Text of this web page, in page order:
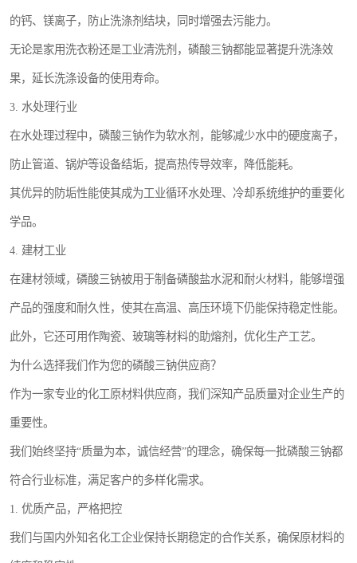
的钙、镁离子，防止洗涤剂结块，同时增强去污能力。
无论是家用洗衣粉还是工业清洗剂，磷酸三钠都能显著提升洗涤效
果，延长洗涤设备的使用寿命。
3. 水处理行业
在水处理过程中，磷酸三钠作为软水剂，能够减少水中的硬度离子，
防止管道、锅炉等设备结垢，提高热传导效率，降低能耗。
其优异的防垢性能使其成为工业循环水处理、冷却系统维护的重要化
学品。
4. 建材工业
在建材领域，磷酸三钠被用于制备磷酸盐水泥和耐火材料，能够增强
产品的强度和耐久性，使其在高温、高压环境下仍能保持稳定性能。
此外，它还可用作陶瓷、玻璃等材料的助熔剂，优化生产工艺。
为什么选择我们作为您的磷酸三钠供应商？
作为一家专业的化工原材料供应商，我们深知产品质量对企业生产的
重要性。
我们始终坚持“质量为本，诚信经营”的理念，确保每一批磷酸三钠都
符合行业标准，满足客户的多样化需求。
1. 优质产品，严格把控
我们与国内外知名化工企业保持长期稳定的合作关系，确保原材料的